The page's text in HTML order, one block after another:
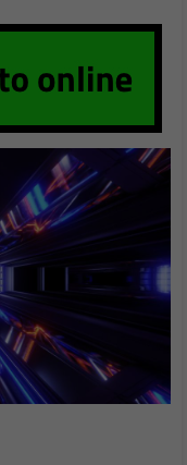
rimozione degli
alcuni filtri in
funzionalità, Snapseed
è ora sviluppata
tecnologia, è